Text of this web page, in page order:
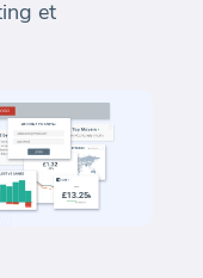
et